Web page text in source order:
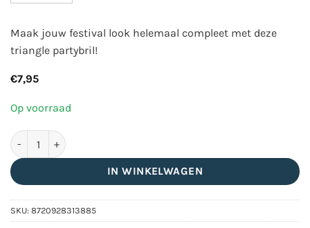
Maak jouw festival look helemaal compleet met deze
triangle partybril!
€7,95
Op voorraad
Partybril triangle groen aantal
IN WINKELWAGEN
SKU: 8720928313885